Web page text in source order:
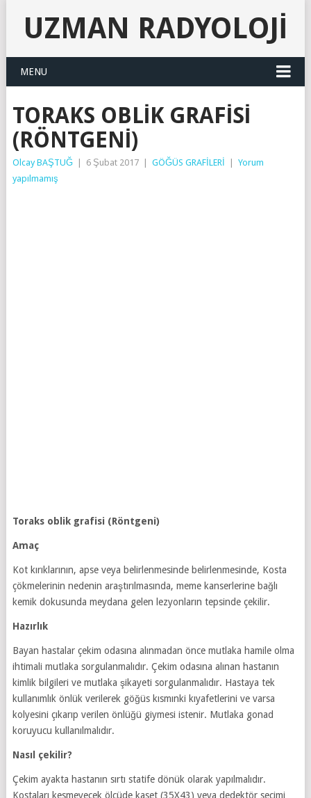
UZMAN RADYOLOJI
MENU
TORAKS OBLIK GRAFISI
(RÖNTGENI)
Olcay BAŞTUĞ 6 Şubat 2017 GÖĞÜS GRAFİLERİ
Yorum
yapılmamış
Toraks oblik grafisi (Röntgeni)
Amaç
Kot kırıklarının, apse veya belirlenmesinde belirlenmesinde, Kosta
çökmelerinin nedenin araştırılmasında, meme kanserlerine bağlı
kemik dokusunda meydana gelen lezyonların tepsinde çekilir.
Hazırlık
Bayan hastalar çekim odasına alınmadan önce mutlaka hamile olma
ihtimali mutlaka sorgulanmalıdır. Çekim odasına alınan hastanın
kimlik bilgileri ve mutlaka şikayeti sorgulanmalıdır. Hastaya tek
kullanımlık önlük verilerek göğüs kısmınki kıyafetlerini ve varsa
kolyesini çıkarıp verilen önlüğü giymesi istenir. Mutlaka gonad
koruyucu kullanılmalıdır.
Nasıl çekilir?
Çekim ayakta hastanın sırtı statife dönük olarak yapılmalıdır.
Kostaları kesmeyecek ölçüde kaset (35X43) veya dedektör seçimi